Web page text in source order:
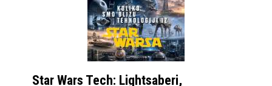
Star Wars Tech: Lightsaberi,